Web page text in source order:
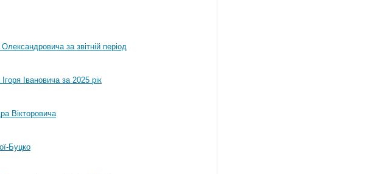
за звітній період
Івановича за 2025 рік
Вікторовича
Буцко